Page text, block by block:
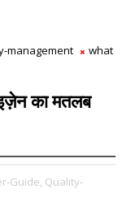
management
what
का मतलब
Guide, Quality-